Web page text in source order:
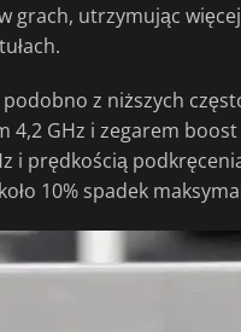
grach, utrzymując
z niższych
4,2 GHz i zegarem
i prędkością
10% spadek